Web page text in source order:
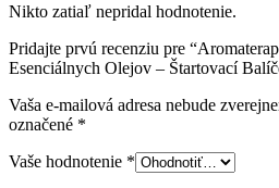
Nikto zatiaľ nepridal hodnotenie.
Pridajte prvú recenziu pre
Esenciálnych Olejov – Štartovací
Vaša e-mailová adresa nebude
označené *
Vaše hodnotenie *